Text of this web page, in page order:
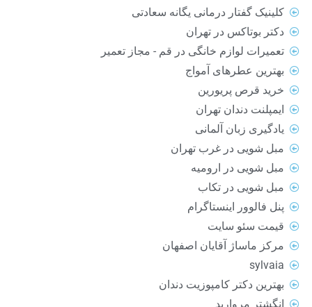
کلینیک گفتار درمانی یگانه سعادتی
دکتر بوتاکس در تهران
تعمیرات لوازم خانگی در قم - مجاز تعمیر
بهترین عطرهای آمواج
خرید قرص پریورین
ایمپلنت دندان تهران
یادگیری زبان آلمانی
مبل شویی در غرب تهران
مبل شویی در ارومیه
مبل شویی در تکاب
پنل فالوور اینستاگرام
قیمت سئو سایت
مرکز ماساژ آقایان اصفهان
sylvaia
بهترین دکتر کامپوزیت دندان
انگشتر مروارید